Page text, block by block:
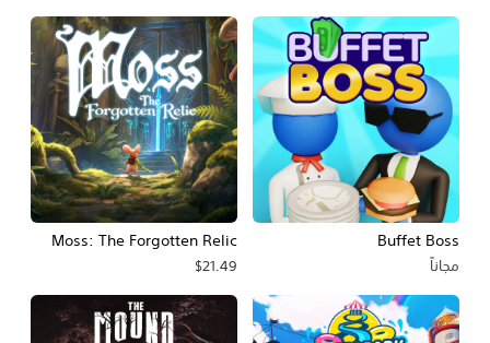
Buffet Boss
مجاناً
Moss: The Forgotten Relic
$21.49